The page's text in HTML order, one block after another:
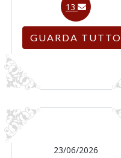
13
GUARDA TUTTO
23/06/2026